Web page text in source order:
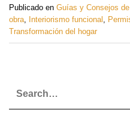
Publicado en Guías y Consejos
obra
Interiorismo funcional
Transformación del hogar